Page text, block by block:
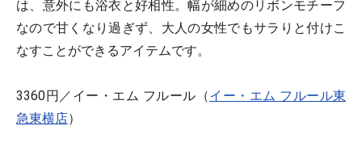
は、意外にも浴衣と好相性。幅が細めのリボンモチーフ
なので甘くなり過ぎず、大人の女性でもサラりと付けこ
なすことができるアイテムです。
3360円／イー・エム フルール（イー・エム フルール東
急東横店）